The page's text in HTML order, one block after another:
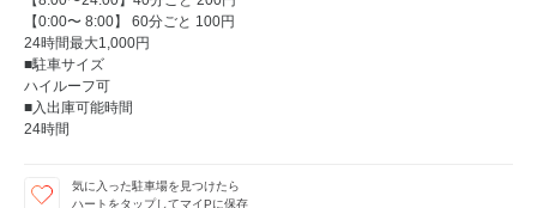
【0:00〜 8:00】 60分ごと 100円
24時間最大1,000円
■駐車サイズ
ハイルーフ可
■入出庫可能時間
24時間
気に入った駐車場を見つけたら
ハートをタップしてマイPに保存